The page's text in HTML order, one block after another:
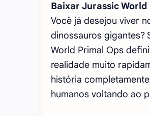
Baixar Jurassic
Você já desejou viver
dinossauros gigantes?
World Primal Ops
realidade muito
história
humanos voltando ao